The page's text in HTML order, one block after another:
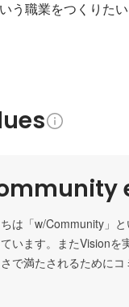
う職業をつくりた
は「w/Community」
います。またVisionを
で満たされるためにコ